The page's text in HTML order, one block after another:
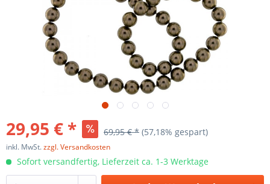
29,95 € * 69,95 € * (57,18% gespart)
inkl. MwSt.zzgl. Versandkosten
Sofort versandfertig, Lieferzeit ca. 1-3 Werktage